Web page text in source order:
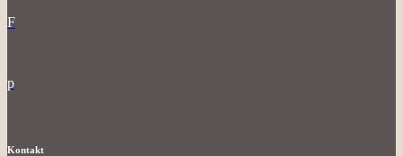
F
p
Kontakt